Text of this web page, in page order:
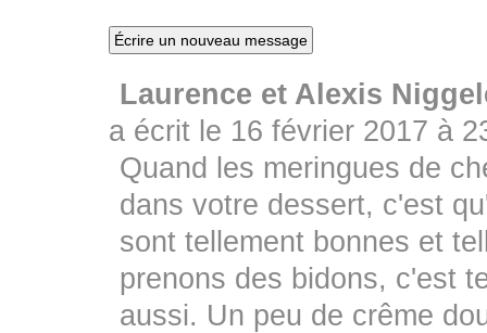
Laurence et Alexis
a écrit le 16 février 2017 à
Quand les meringues de
dans votre dessert, c'est
sont tellement bonnes et
prenons des bidons, c'est
aussi. Un peu de crême